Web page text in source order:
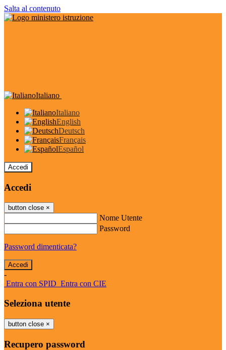
Salta al contenuto
Italiano
Italiano
English
Deutsch
Français
Español
Accedi
Accedi
button close ×
Nome Utente
Password
Password dimenticata?
-
Entra con SPID Entra con CIE
Seleziona utente
button close ×
Recupero password